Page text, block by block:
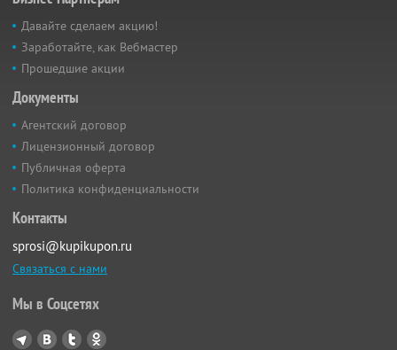
Давайте сделаем акцию!
Заработайте, как Вебмастер
Прошедшие акции
Документы
Агентский договор
Лицензионный договор
Публичная оферта
Политика конфиденциальности
Контакты
sprosi@kupikupon.ru
Связаться с нами
Мы в Соцсетях